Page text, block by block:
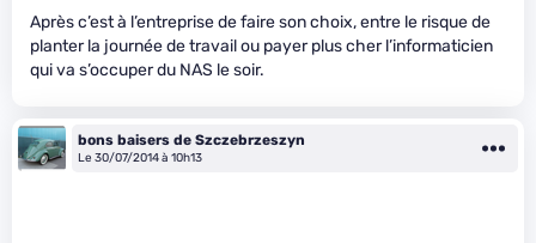
Après c’est à l’entreprise de faire son choix, entre le risque de
planter la journée de travail ou payer plus cher l’informaticien
qui va s’occuper du NAS le soir.
bons baisers de Szczebrzeszyn
Le 30/07/2014 à 10h13